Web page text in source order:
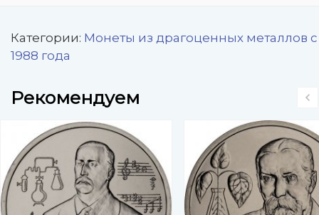
Категории: Монеты из драгоценных металлов с
1988 года
Рекомендуем